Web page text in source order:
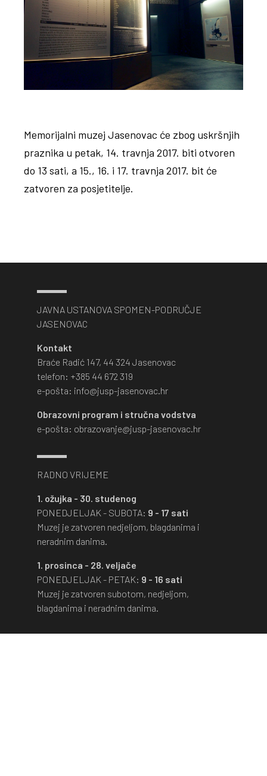
Memorijalni muzej Jasenovac će zbog uskršnjih
praznika u petak, 14. travnja 2017. biti otvoren
do 13 sati, a 15., 16. i 17. travnja 2017. bit će
zatvoren za posjetitelje.
JAVNA USTANOVA SPOMEN-PODRUČJE
JASENOVAC
Kontakt
Braće Radić 147, 44 324 Jasenovac
telefon: +385 44 672 319
e-pošta: info@jusp-jasenovac.hr
Obrazovni program i stručna vodstva
e-pošta: obrazovanje@jusp-jasenovac.hr
RADNO VRIJEME
1. ožujka - 30. studenog
PONEDJELJAK - SUBOTA: 9 - 17 sati
Muzej je zatvoren nedjeljom, blagdanima i
neradnim danima.
1. prosinca - 28. veljače
PONEDJELJAK - PETAK: 9 - 16 sati
Muzej je zatvoren subotom, nedjeljom,
blagdanima i neradnim danima.